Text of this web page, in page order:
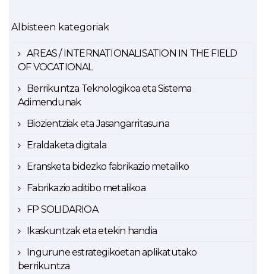
Albisteen kategoriak
AREAS / INTERNATIONALISATION IN THE FIELD
OF VOCATIONAL
Berrikuntza Teknologikoa eta Sistema
Adimendunak
Biozientziak eta Jasangarritasuna
Eraldaketa digitala
Eransketa bidezko fabrikazio metaliko
Fabrikazio aditibo metalikoa
FP SOLIDARIOA
Ikaskuntzak eta etekin handia
Ingurune estrategikoetan aplikatutako
berrikuntza